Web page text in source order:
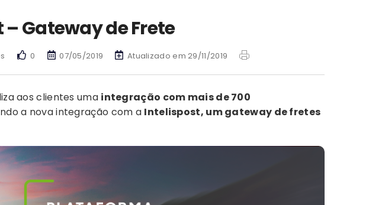
Gateway de Frete
0 07/05/2019 Atualizado em 29/11/2019
aos clientes uma integração com mais de 700
a nova integração com a Intelispost, um gateway de fretes